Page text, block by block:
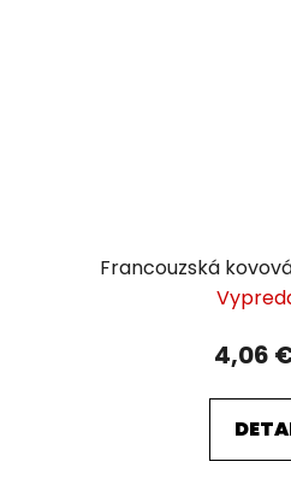
Francouzská
4,06